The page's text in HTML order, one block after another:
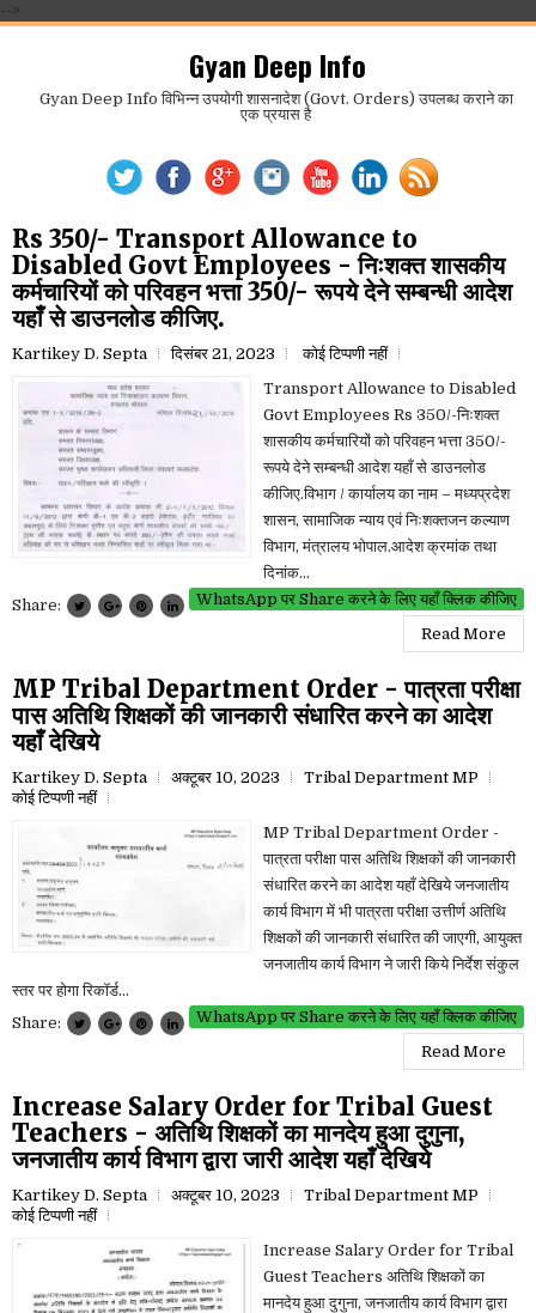
-->
Gyan Deep Info
Gyan Deep Info विभिन्न उपयोगी शासनादेश (Govt. Orders) उपलब्ध कराने का
एक प्रयास है
Rs 350/- Transport Allowance to
Disabled Govt Employees - निःशक्त शासकीय
कर्मचारियों को परिवहन भत्ता 350/- रूपये देने सम्बन्धी आदेश
यहाँ से डाउनलोड कीजिए.
Kartikey D. Septa दिसंबर 21, 2023
कोई टिप्पणी नहीं
Transport Allowance to Disabled
Govt Employees Rs 350/-निःशक्त
शासकीय कर्मचारियों को परिवहन भत्ता 350/-
रूपये देने सम्बन्धी आदेश यहाँ से डाउनलोड
कीजिए.विभाग / कार्यालय का नाम – मध्यप्रदेश
शासन, सामाजिक न्याय एवं निःशक्तजन कल्याण
विभाग, मंत्रालय भोपाल.आदेश क्रमांक तथा
दिनांक...
WhatsApp पर Share करने के लिए यहाँ क्लिक कीजिए
Share:
Read More
MP Tribal Department Order - पात्रता परीक्षा
पास अतिथि शिक्षकों की जानकारी संधारित करने का आदेश
यहाँ देखिये
Kartikey D. Septa अक्टूबर 10, 2023
Tribal Department MP
कोई टिप्पणी नहीं
MP Tribal Department Order -
पात्रता परीक्षा पास अतिथि शिक्षकों की जानकारी
संधारित करने का आदेश यहाँ देखिये जनजातीय
कार्य विभाग में भी पात्रता परीक्षा उत्तीर्ण अतिथि
शिक्षकों की जानकारी संधारित की जाएगी, आयुक्त
जनजातीय कार्य विभाग ने जारी किये निर्देश संकुल
स्तर पर होगा रिकॉर्ड...
WhatsApp पर Share करने के लिए यहाँ क्लिक कीजिए
Share:
Read More
Increase Salary Order for Tribal Guest
Teachers - अतिथि शिक्षकों का मानदेय हुआ दुगुना,
जनजातीय कार्य विभाग द्वारा जारी आदेश यहाँ देखिये
Kartikey D. Septa अक्टूबर 10, 2023
Tribal Department MP
कोई टिप्पणी नहीं
Increase Salary Order for Tribal
Guest Teachers अतिथि शिक्षकों का
मानदेय हुआ दुगुना, जनजातीय कार्य विभाग द्वारा